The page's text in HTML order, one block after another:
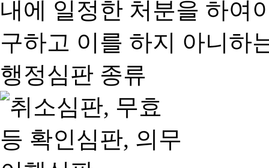
내에 일정한 처분을 하여
구하고 이를 하지 아니하
행정심판 종류